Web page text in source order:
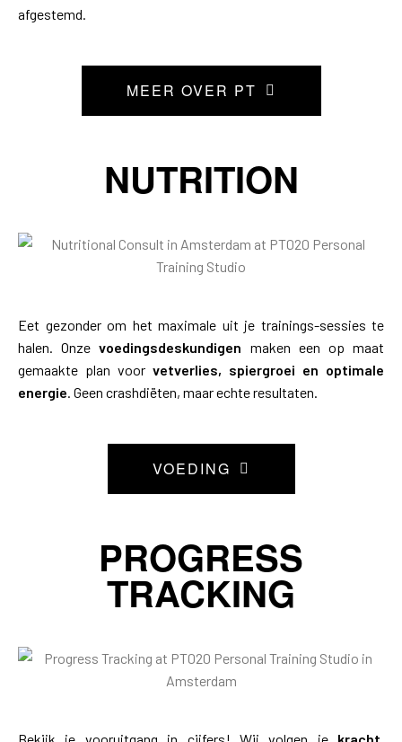
afgestemd.
MEER OVER PT
NUTRITION
Eet gezonder om het maximale uit je trainings-sessies te
halen. Onzevoedingsdeskundigen maken een op maat
gemaakte plan voor vetverlies, spiergroei en optimale
energie. Geen crashdiëten, maar echte resultaten.
VOEDING
PROGRESS
TRACKING